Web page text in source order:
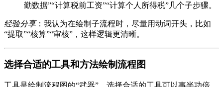
勤数据”“计算税前工资”“计算个人所得税”几个子步骤。
经验分享：我认为在绘制子流程时，尽量用动词开头，比如
“提取”“核算”“审核”，这样逻辑更清晰。
选择合适的工具和方法绘制流程图
工具是绘制流程图的“武器”，选择合适的工具可以事半功倍。